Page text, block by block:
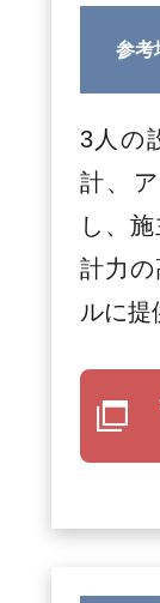
参考
3人の
計、
し、
計力
ルに提